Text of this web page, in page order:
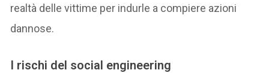
realtà delle vittime per indurle a compiere azioni
dannose.
I rischi del social engineering